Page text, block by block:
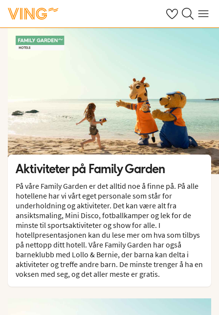
Se dine sparte
Søk påMeny
Aktiviteter på Family Garden
På våre Family Garden er det alltid noe å finne på. På alle
hotellene har vi vårt eget personale som står for
underholdning og aktiviteter. Det kan være alt fra
ansiktsmaling, Mini Disco, fotballkamper og lek for de
minste til sportsaktiviteter og show for alle. I
hotellpresentasjonen kan du lese mer om hva som tilbys
på nettopp ditt hotell. Våre Family Garden har også
barneklubb med Lollo & Bernie, der barna kan delta i
aktiviteter og treffe andre barn. De minste trenger å ha en
voksen med seg, og det aller meste er gratis.